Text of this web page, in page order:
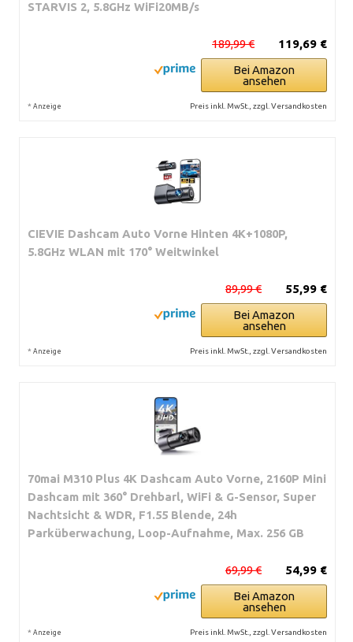
STARVIS 2, 5.8GHz WiFi20MB/s
119,69 €
189,99 €
Bei Amazon
ansehen
* Anzeige Preis inkl. MwSt., zzgl. Versandkosten
CIEVIE Dashcam Auto Vorne Hinten 4K+1080P,
5.8GHz WLAN mit 170° Weitwinkel
55,99 €
89,99 €
Bei Amazon
ansehen
* Anzeige Preis inkl. MwSt., zzgl. Versandkosten
70mai M310 Plus 4K Dashcam Auto Vorne, 2160P Mini
Dashcam mit 360° Drehbarl, WiFi & G-Sensor, Super
Nachtsicht & WDR, F1.55 Blende, 24h
Parküberwachung, Loop-Aufnahme, Max. 256 GB
54,99 €
69,99 €
Bei Amazon
ansehen
* Anzeige Preis inkl. MwSt., zzgl. Versandkosten